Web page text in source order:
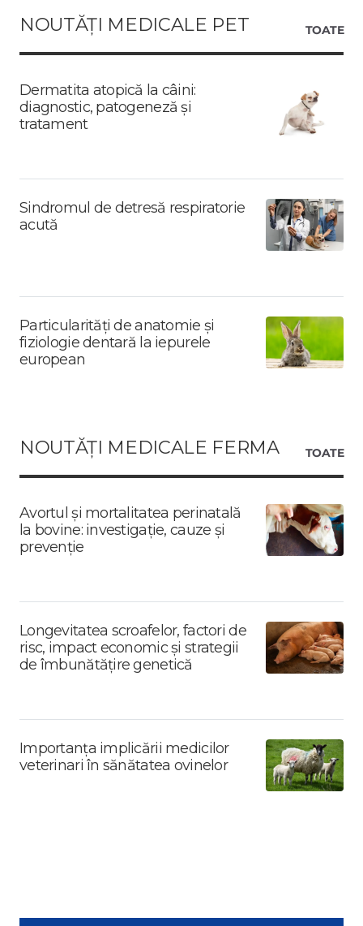
NOUTĂȚI MEDICALE PET TOATE
Dermatita atopică la câini:
diagnostic, patogeneză și
tratament
Sindromul de detresă respiratorie
acută
Particularități de anatomie și
fiziologie dentară la iepurele
european
NOUTĂȚI MEDICALE FERMA TOATE
Avortul și mortalitatea perinatală
la bovine: investigație, cauze și
prevenție
Longevitatea scroafelor, factori de
risc, impact economic și strategii
de îmbunătățire genetică
Importanța implicării medicilor
veterinari în sănătatea ovinelor